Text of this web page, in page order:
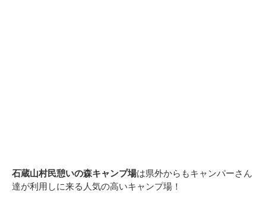
石蔵山村民憩いの森キャンプ場は県外からもキャンパーさん
達が利用しに来る人気の高いキャンプ場！